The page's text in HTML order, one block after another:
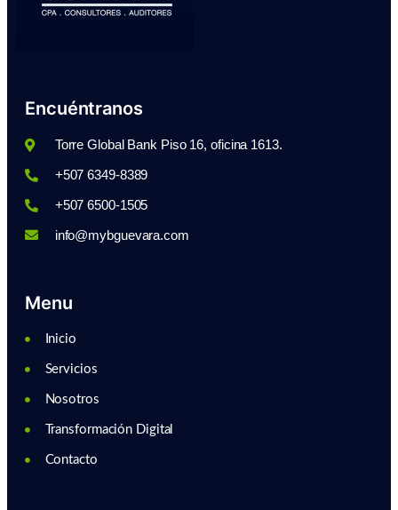
Encuéntranos
Torre Global Bank Piso 16, oficina 1613.
+507 6349-8389
+507 6500-1505
info@mybguevara.com
Menu
Inicio
Servicios
Nosotros
Transformación Digital
Contacto